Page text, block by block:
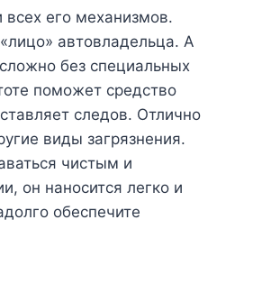
его механизмов.
автовладельца. А
без специальных
поможет средство
следов. Отлично
виды загрязнения.
чистым и
он наносится легко и
обеспечите